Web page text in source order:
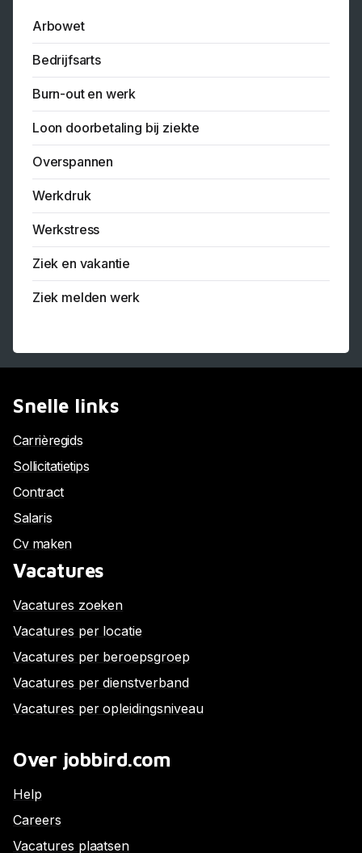
Arbowet
Bedrijfsarts
Burn-out en werk
Loon doorbetaling bij ziekte
Overspannen
Werkdruk
Werkstress
Ziek en vakantie
Ziek melden werk
Snelle links
Carrièregids
Sollicitatietips
Contract
Salaris
Cv maken
Vacatures
Vacatures zoeken
Vacatures per locatie
Vacatures per beroepsgroep
Vacatures per dienstverband
Vacatures per opleidingsniveau
Over jobbird.com
Help
Careers
Vacatures plaatsen